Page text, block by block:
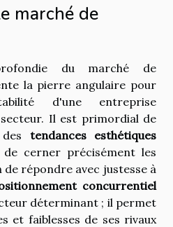
marché de
du marché de
la pierre angulaire pour
d'une entreprise
secteur. Il est primordial de
tendances esthétiques
de cerner précisément les
de répondre avec justesse à
concurrentiel
déterminant ; il permet
et faiblesses de ses rivaux